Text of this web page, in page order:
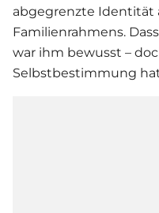
abgegrenzte Identität
Familienrahmens.
war ihm bewusst –
Selbstbestimmung